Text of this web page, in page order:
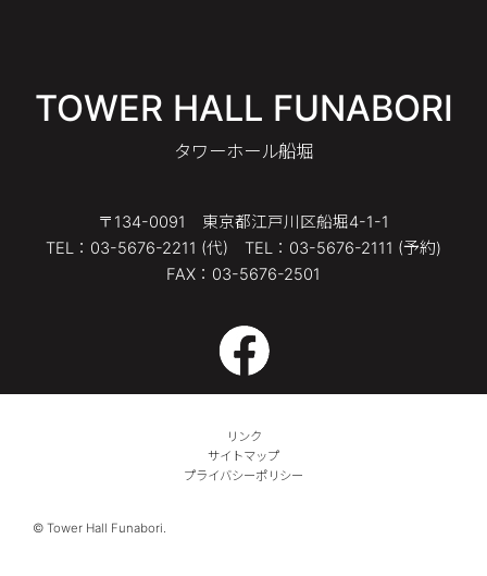
TOWER HALL FUNABORI
タワーホール船堀
〒134-0091 東京都江戸川区船堀4-1-1
TEL：03-5676-2211 (代) TEL：03-5676-2111 (予約)
FAX：03-5676-2501
リンク
サイトマップ
プライバシーポリシー
© Tower Hall Funabori.